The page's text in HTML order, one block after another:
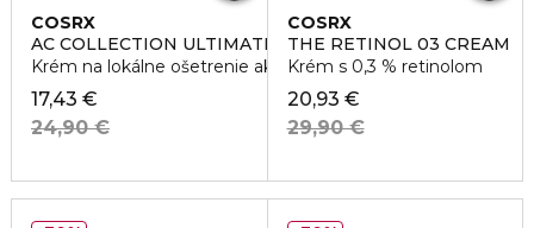
COSRX
AC COLLECTION ULTIMATE SPOT CREAM
Krém na lokálne ošetrenie aktívnych vyrážok
17,43 €
24,90 €
COSRX
THE RETINOL 03 CREAM
Krém s 0,3 % retinolom
20,93 €
29,90 €